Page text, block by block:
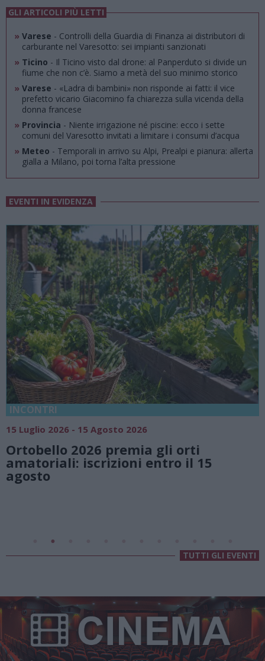
GLI ARTICOLI PIÙ LETTI
» Varese - Controlli della Guardia di Finanza ai distributori di
carburante nel Varesotto: sei impianti sanzionati
» Ticino - Il Ticino visto dal drone: al Panperduto si divide un
fiume che non c’è. Siamo a metà del suo minimo storico
» Varese - «Ladra di bambini» non risponde ai fatti: il vice
prefetto vicario Giacomino fa chiarezza sulla vicenda della
donna francese
» Provincia - Niente irrigazione né piscine: ecco i sette
comuni del Varesotto invitati a limitare i consumi d’acqua
» Meteo - Temporali in arrivo su Alpi, Prealpi e pianura: allerta
gialla a Milano, poi torna l’alta pressione
EVENTI IN EVIDENZA
gli orti
il 15
18 Luglio 2026 - 15 Agosto 2026
Vivi l’estate a Villa
natura e atmosfere
Lago di Lugano
TUTTI GLI EVENTI